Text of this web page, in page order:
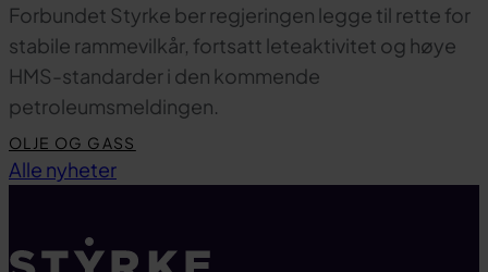
Forbundet Styrke ber regjeringen legge til rette for
stabile rammevilkår, fortsatt leteaktivitet og høye
HMS-standarder i den kommende
petroleumsmeldingen.
OLJE OG GASS
Alle nyheter